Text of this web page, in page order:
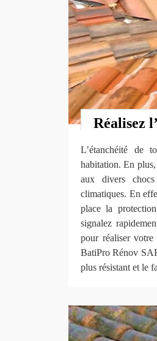
Réalisez
L’étanchéité de
habitation. En
aux divers
climatiques. En
place la
signalez
pour réaliser
BatiPro Rénov
plus résistant et le